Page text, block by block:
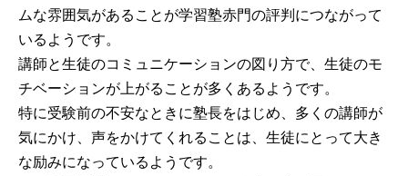
ムな雰囲気があることが学習塾赤門の評判につながって
いるようです。
講師と生徒のコミュニケーションの図り方で、生徒のモ
チベーションが上がることが多くあるようです。
特に受験前の不安なときに塾長をはじめ、多くの講師が
気にかけ、声をかけてくれることは、生徒にとって大き
な励みになっているようです。